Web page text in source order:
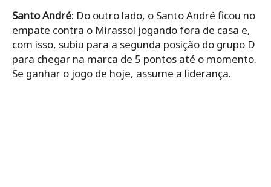
Santo André: Do outro lado, o Santo André ficou no
empate contra o Mirassol jogando fora de casa e,
com isso, subiu para a segunda posição do grupo D
para chegar na marca de 5 pontos até o momento.
Se ganhar o jogo de hoje, assume a liderança.